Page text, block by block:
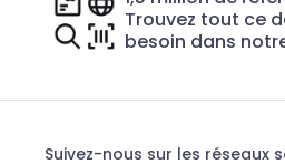
Trouvez tout ce
besoin dans
Suivez-nous sur les réseaux